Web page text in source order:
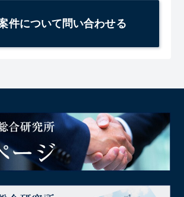
件について問い合わせる